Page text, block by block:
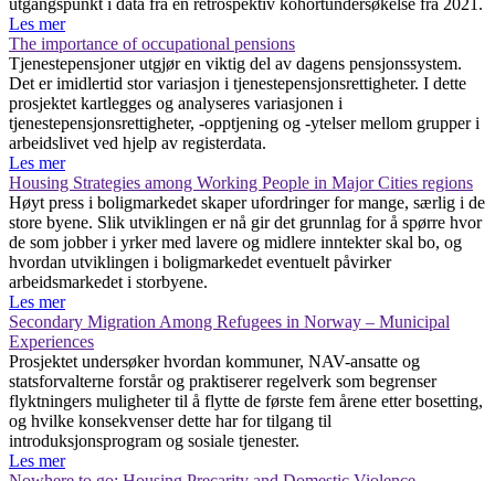
Les mer
The importance of occupational pensions
Tjenestepensjoner utgjør en viktig del av dagens pensjonssystem.
Det er imidlertid stor variasjon i tjenestepensjonsrettigheter. I dette
prosjektet kartlegges og analyseres variasjonen i
tjenestepensjonsrettigheter, -opptjening og -ytelser mellom grupper i
arbeidslivet ved hjelp av registerdata.
Les mer
Housing Strategies among Working People in Major Cities regions
Høyt press i boligmarkedet skaper ufordringer for mange, særlig i de
store byene. Slik utviklingen er nå gir det grunnlag for å spørre hvor
de som jobber i yrker med lavere og midlere inntekter skal bo, og
hvordan utviklingen i boligmarkedet eventuelt påvirker
arbeidsmarkedet i storbyene.
Les mer
Secondary Migration Among Refugees in Norway – Municipal
Experiences
Prosjektet undersøker hvordan kommuner, NAV-ansatte og
statsforvalterne forstår og praktiserer regelverk som begrenser
flyktningers muligheter til å flytte de første fem årene etter bosetting,
og hvilke konsekvenser dette har for tilgang til
introduksjonsprogram og sosiale tjenester.
Les mer